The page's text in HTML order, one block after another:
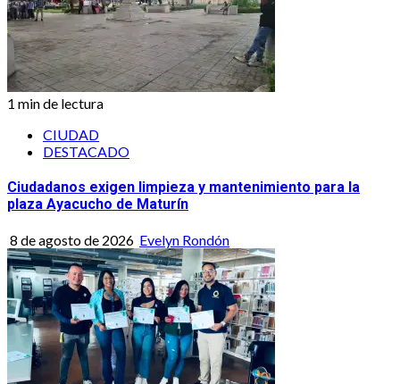
1 min de lectura
CIUDAD
DESTACADO
Ciudadanos exigen limpieza y mantenimiento para la
plaza Ayacucho de Maturín
8 de agosto de 2026 Evelyn Rondón